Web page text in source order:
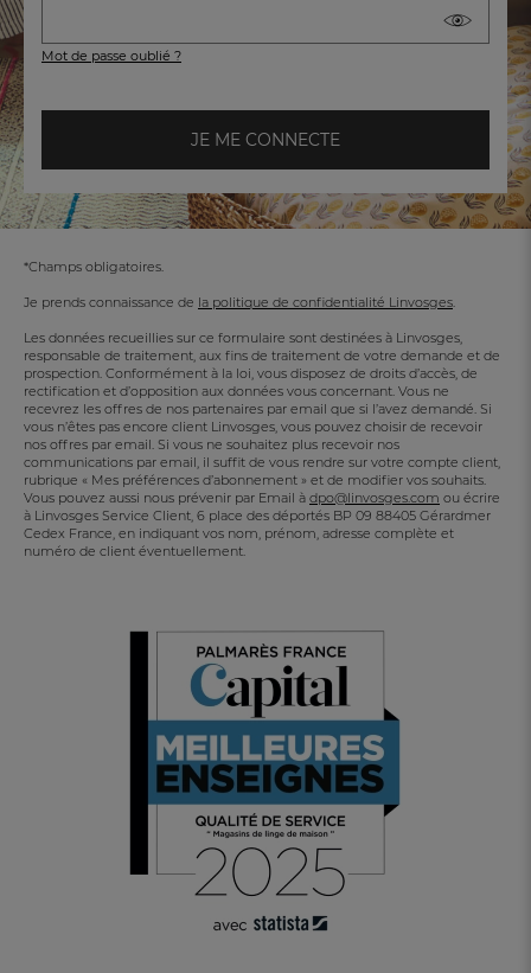
Mot de passe oublié ?
JE ME CONNECTE
*Champs obligatoires.
Je prends connaissance de la politique de confidentialité Linvosges.
Les données recueillies sur ce formulaire sont destinées à Linvosges,
responsable de traitement, aux fins de traitement de votre demande et de
prospection. Conformément à la loi, vous disposez de droits d’accès, de
rectification et d’opposition aux données vous concernant. Vous ne
recevrez les offres de nos partenaires par email que si l’avez demandé. Si
vous n’êtes pas encore client Linvosges, vous pouvez choisir de recevoir
nos offres par email. Si vous ne souhaitez plus recevoir nos
communications par email, il suffit de vous rendre sur votre compte client,
rubrique « Mes préférences d’abonnement » et de modifier vos souhaits.
Vous pouvez aussi nous prévenir par Email à dpo@linvosges.com ou écrire
à Linvosges Service Client, 6 place des déportés BP 09 88405 Gérardmer
Cedex France, en indiquant vos nom, prénom, adresse complète et
numéro de client éventuellement.